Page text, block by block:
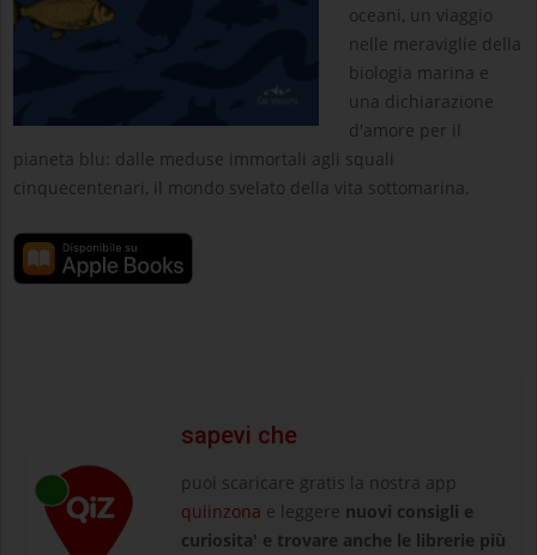
oceani, un viaggio
nelle meraviglie della
biologia marina e
una dichiarazione
d'amore per il
pianeta blu: dalle meduse immortali agli squali
cinquecentenari, il mondo svelato della vita sottomarina.
sapevi che
puoi scaricare gratis la nostra app
quiinzona e leggere nuovi consigli e
curiosita' e trovare anche le librerie più